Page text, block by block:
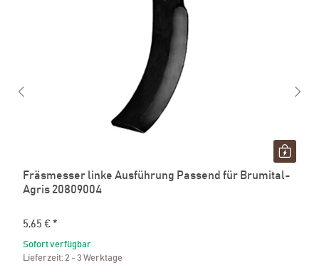
Fräsmesser linke Ausführung Passend für Brumital-
Agris 20809004
5,65 € *
Sofort verfügbar
Lieferzeit: 2 - 3 Werktage